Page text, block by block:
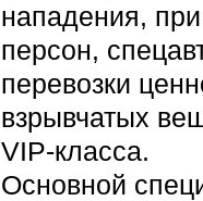
нападения,
персон,
перевозки
взрывчатых
VIP-класса.
Основной